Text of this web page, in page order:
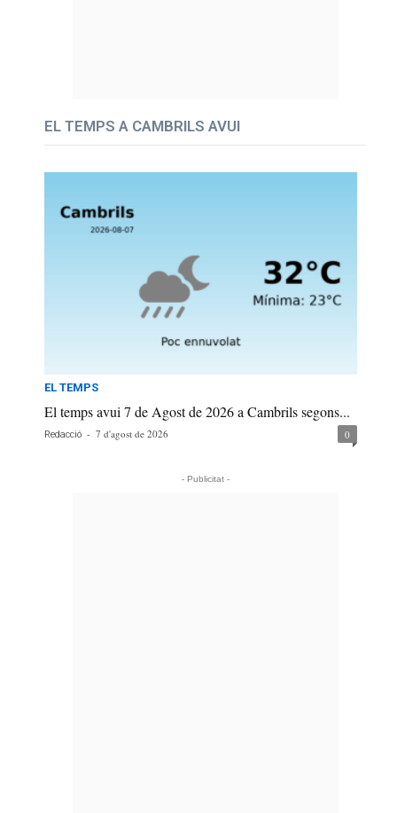
EL TEMPS A CAMBRILS AVUI
EL TEMPS
El temps avui 7 de Agost de 2026 a Cambrils segons...
Redacció - 7 d'agost de 2026 0
- Publicitat -